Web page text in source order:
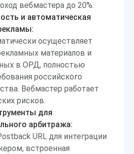
вебмастера до 20%.
и автоматическая
осуществляет
материалов и
в ОРД, полностью
российского
Вебмастер работает
рисков.
для
арбитража:
URL для интеграции
встроенная